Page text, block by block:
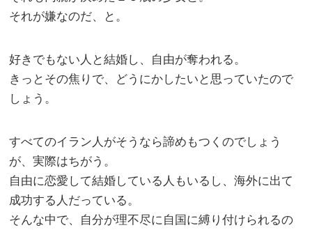
それが嫌なのだ、と。
好きでもない人と結婚し、自由が奪われる。
きっとその焦りで、どうにかしたいと思っていたので
しょう。
すべてのイラン人がそうなら諦めもつくのでしょう
が、実際はちがう。
自由に恋愛して結婚している人もいるし、海外に出て
成功する人だっている。
そんな中で、自分が理不尽に自国に縛り付けられるの